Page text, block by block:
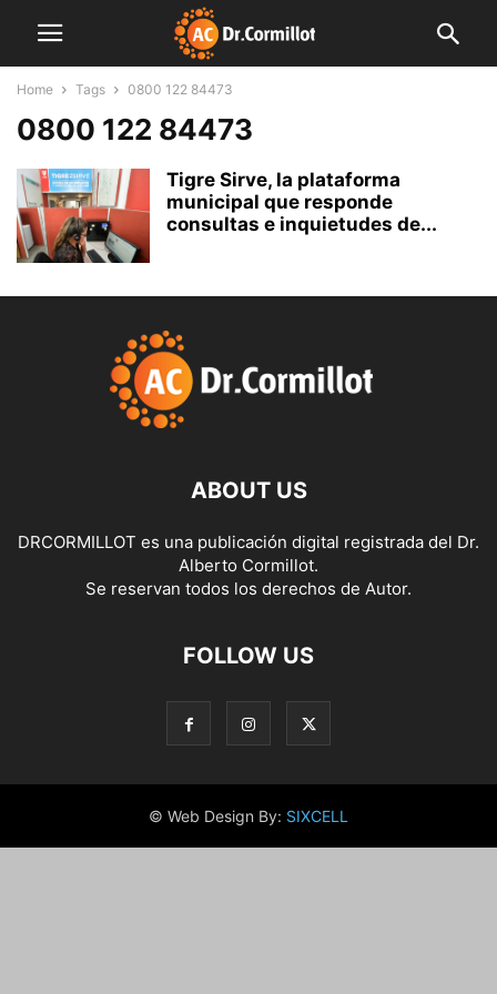
Home Tags 0800 122 84473
0800 122 84473
Tigre Sirve, la plataforma
municipal que responde
consultas e inquietudes de...
ABOUT US
DRCORMILLOT es una publicación digital registrada del Dr.
Alberto Cormillot.
Se reservan todos los derechos de Autor.
FOLLOW US
© Web Design By: SIXCELL